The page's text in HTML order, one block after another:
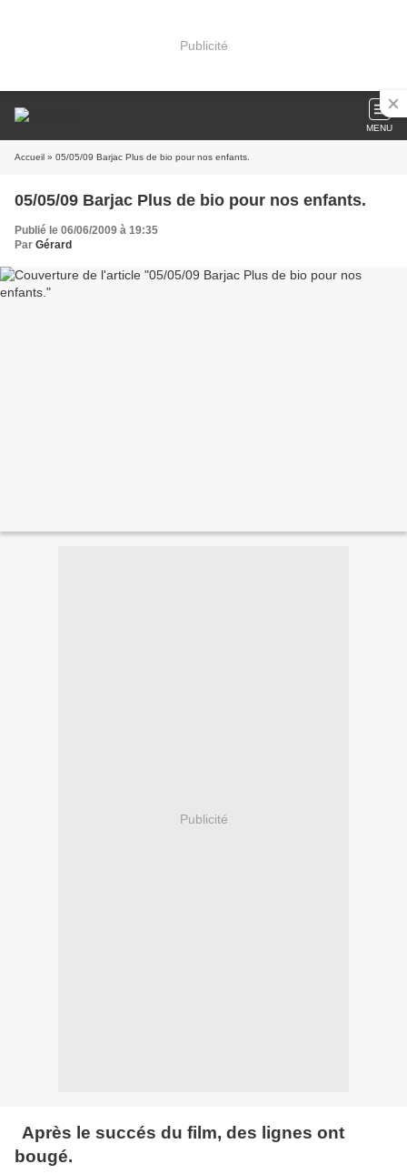
Publicité
MENU
Accueil » 05/05/09 Barjac Plus de bio pour nos enfants.
05/05/09 Barjac Plus de bio pour nos enfants.
Publié le 06/06/2009 à 19:35
Par Gérard
Publicité
Après le succés du film, des lignes ont
bougé.